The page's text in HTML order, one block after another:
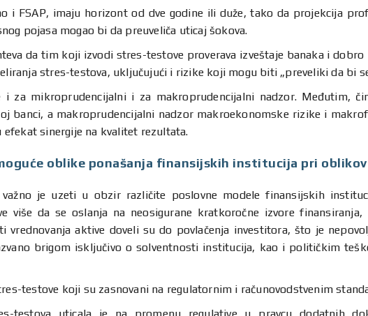
i FSAP, imaju horizont od dve godine ili duže, tako da projekcija
pojasa mogao bi da preuveliča uticaj šokova.
da tim koji izvodi stres-testove proverava izveštaje banaka i
stres-testova, uključujući i rizike koji mogu biti „preveliki da bi
i za mikroprudencijalni i za makroprudencijalni nadzor. Međutim,
banci, a makroprudencijalni nadzor makroekonomske rizike i
sinergije na kvalitet rezultata.
oblike ponašanja finansijskih institucija pri
je uzeti u obzir različite poslovne modele finansijskih
više da se oslanja na neosigurane kratkoročne izvore
vrednovanja aktive doveli su do povlačenja investitora, što je
brigom isključivo o solventnosti institucija, kao i političkim
testove koji su zasnovani na regulatornim i računovodstvenim